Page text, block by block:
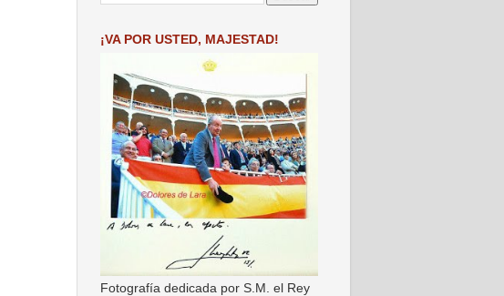
¡VA POR USTED, MAJESTAD!
Fotografía dedicada por S.M. el Rey